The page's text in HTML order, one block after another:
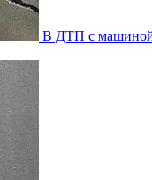
В ДТП с машиной